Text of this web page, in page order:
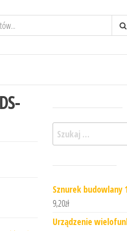
Szukaj:
Sznurek budowlany
9,20zł
Urządzenie